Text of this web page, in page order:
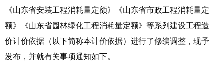
《山东省安装工程消耗量定额》《山东省市政工程消耗量定
额》《山东省园林绿化工程消耗量定额》等系列建设工程造
价计价依据（以下简称本计价依据）进行了修编调整，现予
发布，并就有关事项通知如下。